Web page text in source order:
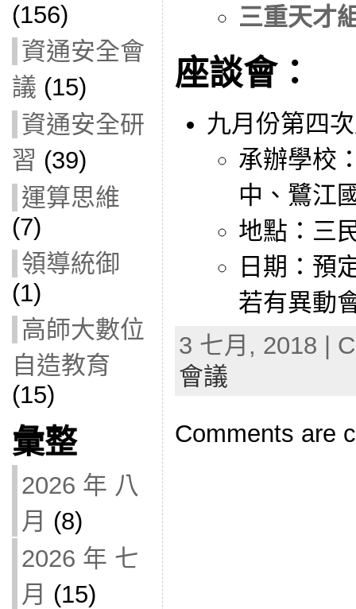
(156)
資通安全會
議 (15)
資通安全研
習 (39)
運算思維
(7)
領導統御
(1)
高師大數位
自造教育
(15)
彙整
2026 年 八
月 (8)
2026 年 七
月 (15)
三重天才
座談會：
九月份第四
承辦學校
中、鷺江
地點：三
日期：預
若有異動
3 七月, 2018 |
會議
Comments are